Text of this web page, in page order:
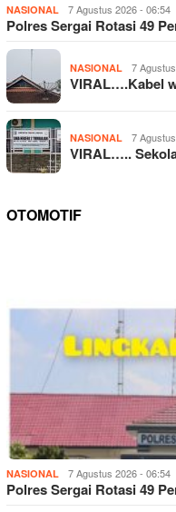
NASIONAL 7 Agustus 2026 - 06:54
Polres Sergai Rotasi 49
NASIONAL 7
VIRAL….Kabel
NASIONAL 7
VIRAL…..
OTOMOTIF
NASIONAL 7 Agustus 2026 - 06:54
Polres Sergai Rotasi 49